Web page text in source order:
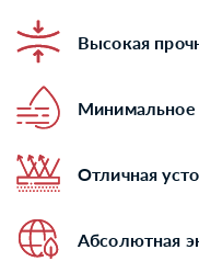
Высокая
Минимальное
Отличная
Абсолютная